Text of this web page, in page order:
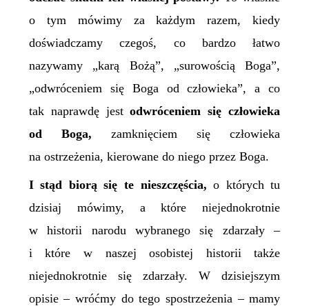
o tym mówimy za każdym razem, kiedy
doświadczamy czegoś, co bardzo łatwo
nazywamy „karą Bożą”, „surowością Boga”,
„odwróceniem się Boga od człowieka”, a co
tak naprawdę jestodwróceniem się człowieka
od Boga, zamknięciem się człowieka
na ostrzeżenia, kierowane do niego przez Boga.
I stąd biorą się te nieszczęścia,o których tu
dzisiaj mówimy, a które niejednokrotnie
w historii narodu wybranego się zdarzały –
i które w naszej osobistej historii także
niejednokrotnie się zdarzały. W dzisiejszym
opisie – wróćmy do tego spostrzeżenia – mamy